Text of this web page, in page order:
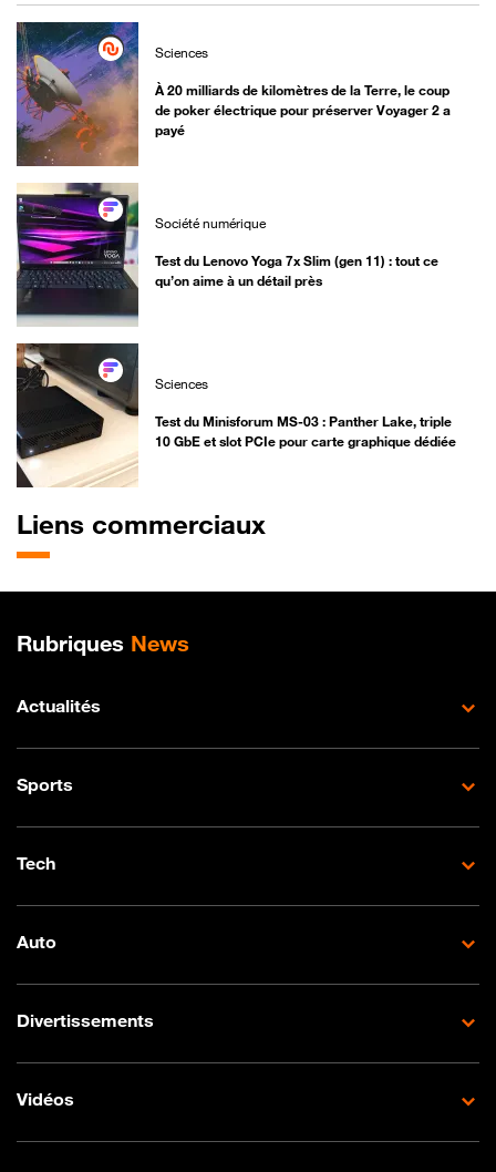
Sciences
À 20 milliards de kilomètres de la Terre, le coup
de poker électrique pour préserver Voyager 2 a
payé
Société numérique
Test du Lenovo Yoga 7x Slim (gen 11) : tout ce
qu’on aime à un détail près
Sciences
Test du Minisforum MS-03 : Panther Lake, triple
10 GbE et slot PCIe pour carte graphique dédiée
Liens commerciaux
Plan de site
Rubriques News
Actualités
Sports
Tech
Auto
Divertissements
Vidéos